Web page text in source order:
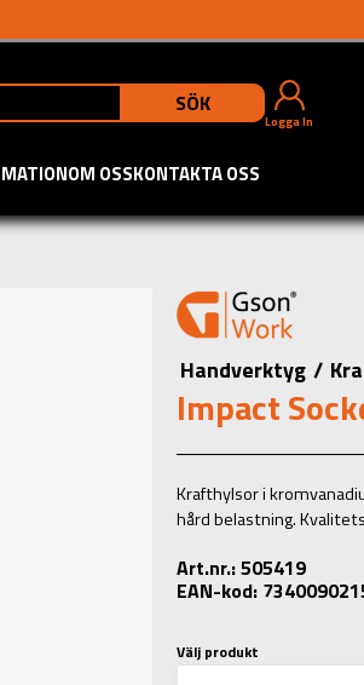
SÖK
Logga In
OM OSSKONTAKTA OSS
Handverktyg /
Impact
Krafthylsor i
hård belastning.
Art.nr.: 505419
EAN-kod:
Välj produkt